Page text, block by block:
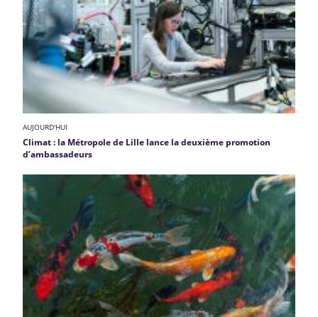
AUJOURD'HUI
Climat : la Métropole de Lille lance la deuxième promotion
d’ambassadeurs